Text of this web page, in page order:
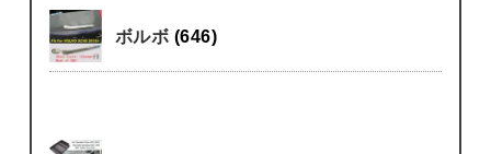
ボルボ (646)